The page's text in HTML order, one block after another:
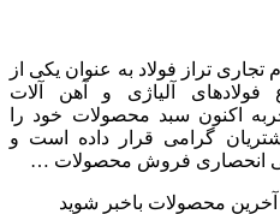
تراز فولاد به عنوان یکی از
فولادهای آلیاژی و آهن آلات
با بیش از 5 دهه تجربه اکنون سبد محصولات خود را
گرامی قرار داده است و
انحصاری فروش محصولات …
محصولات باخبر شوید